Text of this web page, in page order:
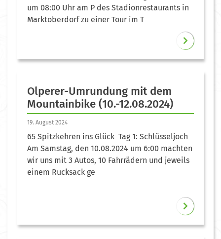
um 08:00 Uhr am P des Stadionrestaurants in
Marktoberdorf zu einer Tour im T
Olperer-Umrundung mit dem
Mountainbike (10.-12.08.2024)
19. August 2024
65 Spitzkehren ins Glück Tag 1: Schlüsseljoch
Am Samstag, den 10.08.2024 um 6:00 machten
wir uns mit 3 Autos, 10 Fahrrädern und jeweils
einem Rucksack ge